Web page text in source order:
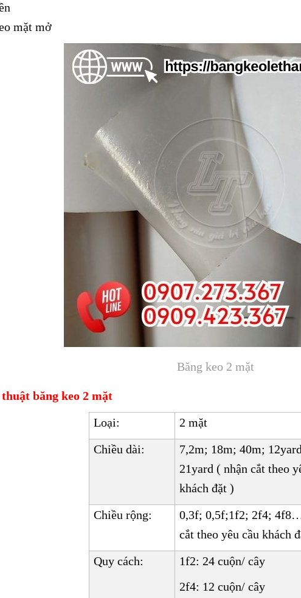
mặt mở
Băng keo 2 mặt
băng keo 2 mặt
Loại:
2 mặt
Chiều dài:
7,2m; 18m; 40m;
21yard ( nhận cắt theo
khách đặt )
Chiều rộng:
0,3f; 0,5f;1f2; 2f4;
cắt theo yêu cầu khách
Quy cách:
1f2: 24 cuộn/ cây
2f4: 12 cuộn/ cây